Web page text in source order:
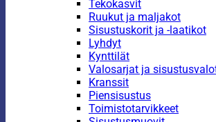
Tekokasvit
Ruukut ja maljakot
Sisustuskorit ja -laatikot
Lyhdyt
Kynttilät
Valosarjat ja
Kranssit
Piensisustus
Toimistotarvikkeet